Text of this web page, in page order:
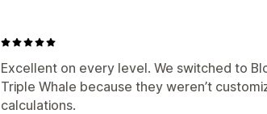
Excellent on every level. We switched to
Triple Whale because they weren’t
calculations.